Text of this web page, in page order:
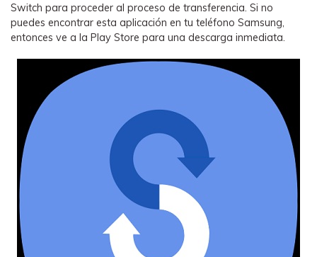
Switch para proceder al proceso de transferencia. Si no
puedes encontrar esta aplicación en tu teléfono Samsung,
entonces ve a la Play Store para una descarga inmediata.